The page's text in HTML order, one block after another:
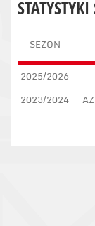
SEZON
2025/2026
2023/2024